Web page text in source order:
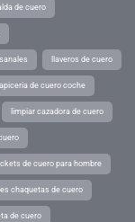
de cuero
llaveros de cuero
de cuero coche
limpiar cazadora de cuero
de cuero para hombre
chaquetas de cuero
de cuero